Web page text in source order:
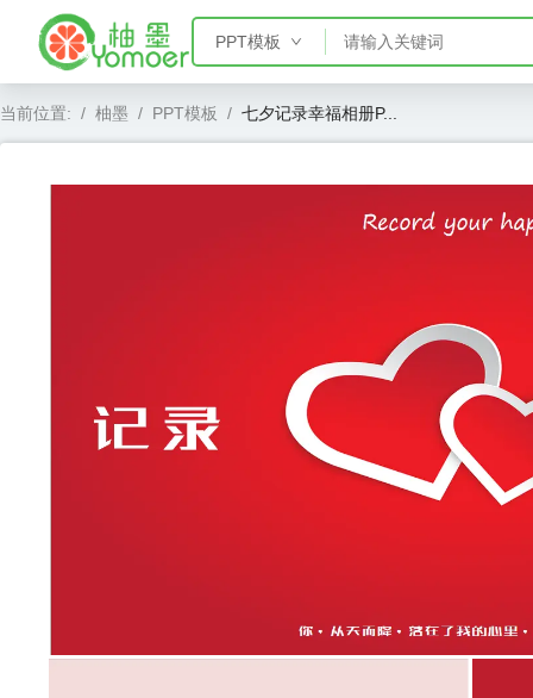
PPT模板
当前位置: / 柚墨 / PPT模板 / 七夕记录幸福相册P...